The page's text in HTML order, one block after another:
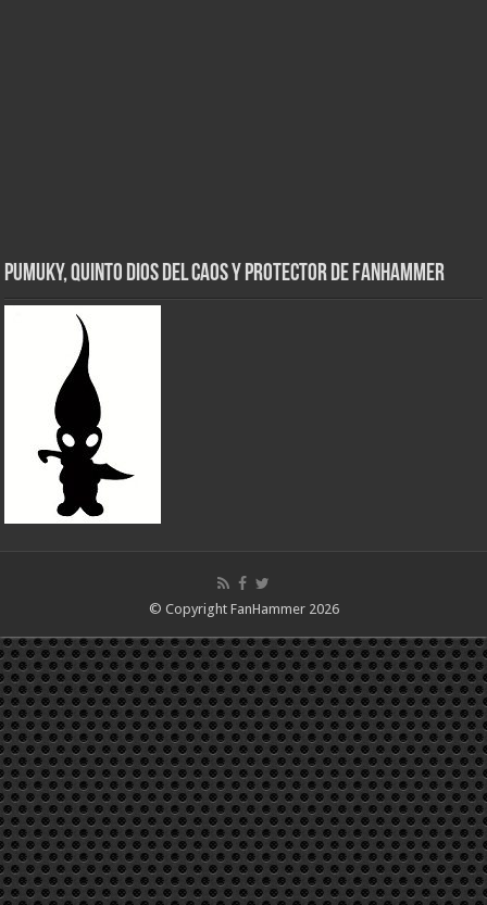
Pumuky, Quinto Dios del Caos y Protector de FanHammer
© Copyright FanHammer 2026